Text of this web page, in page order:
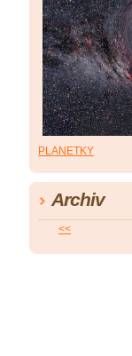
PLANETKY
Archiv
<<